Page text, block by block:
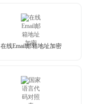
在线Email邮箱地址加密